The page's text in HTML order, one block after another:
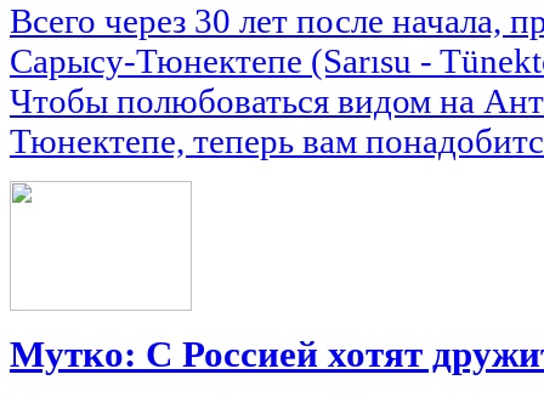
Всего через 30 лет после начала,
Сарысу-Тюнектепе (Sarısu -
Чтобы полюбоваться видом на
Тюнектепе, теперь вам
Мутко: С Россией хотят